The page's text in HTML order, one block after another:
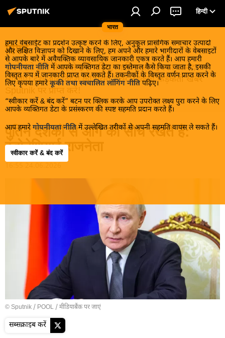
भारत
हिन्दी
हमारे वेबसाईट का प्रदर्शन उत्कृष्ट करने के लिए, अनुकूल प्रासंगिक समाचार उत्पादों
और लक्षित विज्ञापन को दिखाने के लिए, हम अपने और हमारे भागीदारों के वेबसाइटों
से आपके बारे में अवैयक्तिक व्यावसायिक जानकारी एकत्र करते हैं। आप हमारी
गोपनीयता नीति में आपके व्यक्तिगत डेटा का इस्तेमाल कैसे किया जाता है, इसकी
विस्तृत रूप में जानकारी प्राप्त कर सकते हैं। तकनीकों के विस्तृत वर्णन प्राप्त करने के
लिए कृपया हमारे कूकी तथा स्वचालित लॉगिंग नीति पढ़िए।
“स्वीकार करें & बंद करें” बटन पर क्लिक करके आप उपरोक्त लक्ष्य पुरा करने के लिए
आपके व्यक्तिगत डेटा के प्रसंस्करण की स्पष्ट सहमति प्रदान करते हैं।
आप हमारे गोपनीयता नीति में उल्लेखित तरीकों से अपनी सहमति वापस ले सकते हैं।
स्वीकार करें & बंद करें
विश्व
खबरें ठंडे होने से पहले इन्हें पढ़िए, जानिए और इनका आनंद
लीजिए। देश और विदेश की गरमा गरम तड़कती फड़कती खबरें
Sputnik पर प्राप्त करें!
पुतिन दशकों से आगे की सोच रखते हैं:
इंडोनेशियाई राजनेता
© Sputnik / POOL /मीडियाबैंक पर जाएं
सब्सक्राइब करें